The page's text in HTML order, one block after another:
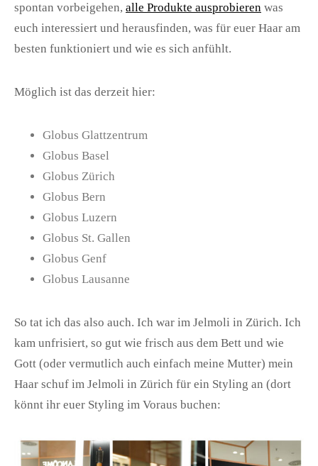
spontan vorbeigehen, alle Produkte ausprobieren was
euch interessiert und herausfinden, was für euer Haar am
besten funktioniert und wie es sich anfühlt.
Möglich ist das derzeit hier:
Globus Glattzentrum
Globus Basel
Globus Zürich
Globus Bern
Globus Luzern
Globus St. Gallen
Globus Genf
Globus Lausanne
So tat ich das also auch. Ich war im Jelmoli in Zürich. Ich
kam unfrisiert, so gut wie frisch aus dem Bett und wie
Gott (oder vermutlich auch einfach meine Mutter) mein
Haar schuf im Jelmoli in Zürich für ein Styling an (dort
könnt ihr euer Styling im Voraus buchen: